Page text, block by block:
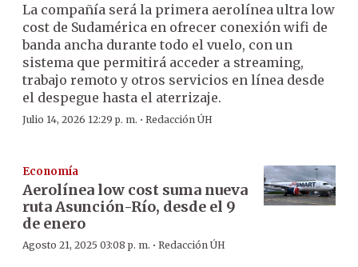
La compañía será la primera aerolínea ultra low
cost de Sudamérica en ofrecer conexión wifi de
banda ancha durante todo el vuelo, con un
sistema que permitirá acceder a streaming,
trabajo remoto y otros servicios en línea desde
el despegue hasta el aterrizaje.
Julio 14, 2026 12:29 p. m. · Redacción ÚH
Economía
Aerolínea low cost suma nueva
ruta Asunción-Río, desde el 9
de enero
Agosto 21, 2025 03:08 p. m. · Redacción ÚH